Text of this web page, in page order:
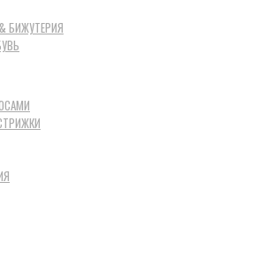
БИЖУТЕРИЯ